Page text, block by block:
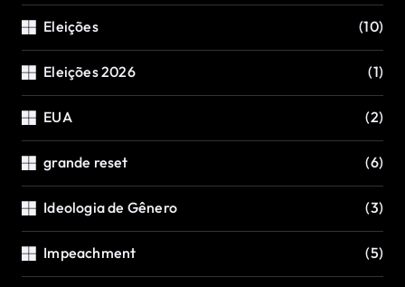
Eleições (10)
Eleições 2026 (1)
EUA (2)
grande reset (6)
Ideologia de Gênero (3)
Impeachment (5)